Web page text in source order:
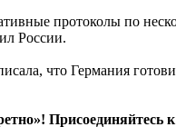
протоколы по
России.
что Германия
Присоединяйтесь